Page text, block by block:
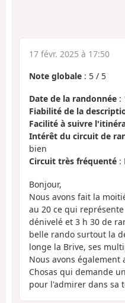
17 févr. 2025 à 17:50
Note globale : 5 / 5
Date de la randonnée :
Fiabilité de la
Facilité à suivre
Intérêt du circuit de
bien
Circuit très fréquenté :
Bonjour,
Nous avons fait la
au 20 ce qui
dénivelé et 3 h 30 de
belle rando surtout la
longe la Brive, ses
Nous avons également
Chosas qui demande
pour l'admirer dans sa